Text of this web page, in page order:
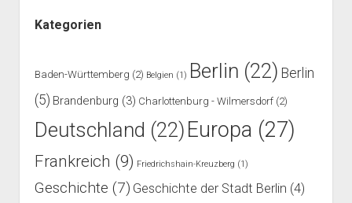
Kategorien
Baden-Württemberg (2) Belgien (1) Berlin (22) Berlin
(5) Brandenburg (3) Charlottenburg - Wilmersdorf(2)
Deutschland (22) Europa (27)
Frankreich (9) Friedrichshain-Kreuzberg (1)
Geschichte (7) Geschichte der Stadt Berlin (4)